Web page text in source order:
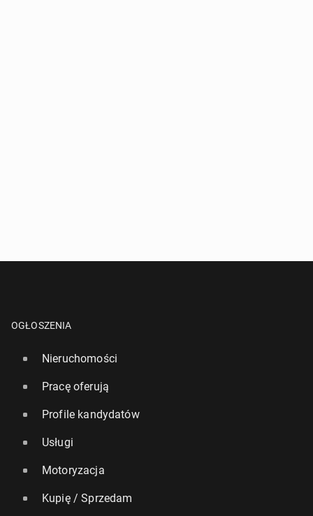
OGŁOSZENIA
Nieruchomości
Pracę oferują
Profile kandydatów
Usługi
Motoryzacja
Kupię / Sprzedam